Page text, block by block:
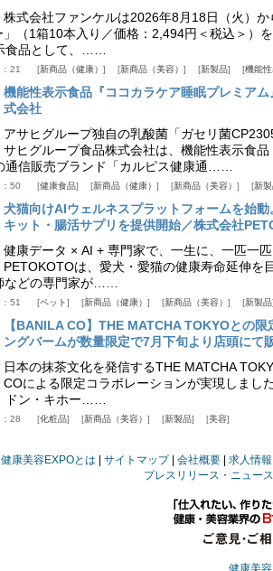
株式会社ファンケルは2026年8月18日（火）
」（1箱10本入り／価格：2,494円＜税込＞）
食品として、……
21 新商品（健康） 新商品（美容） 新製品 機能
機能性表示食品『ココカラケア睡眠プレミア
式会社
アサヒグループ独自の乳酸菌「ガセリ菌
サヒグループ食品株式会社は、機能性表示食品
通信販売ブランド「カルピス健康通……
50 健康食品 新商品（健康） 新商品（美容） 新
犬猫向けAIウェルネスプラットフォームを始
キット・腸活サプリを提供開始／株式会社
健康データ × AI + 専門家で、一生に、一匹一
PETOKOTOは、愛犬・愛猫の健康寿命延伸を
などの専門家が……
51 ペット 新商品（健康） 新商品（美容） 新製品
【BANILA CO】THE MATCHA TOKYOとの
ングバームが数量限定で7月下旬より店頭にて
日本の抹茶文化を発信するTHE MATCHA
COによる限定コラボレーションが実現しまし
ドン・キホー……
28 化粧品 新商品（美容） 新製品 美容
健康美容EXPOとは サイトマップ 会社概要 求人情報
プレスリリース・ニュー
健康美